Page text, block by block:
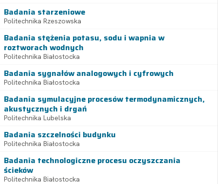
Badania starzeniowe
Politechnika Rzeszowska
Badania stężenia potasu, sodu i wapnia w
roztworach wodnych
Politechnika Białostocka
Badania sygnałów analogowych i cyfrowych
Politechnika Białostocka
Badania symulacyjne procesów termodynamicznych,
akustycznych i drgań
Politechnika Lubelska
Badania szczelności budynku
Politechnika Białostocka
Badania technologiczne procesu oczyszczania
ścieków
Politechnika Białostocka